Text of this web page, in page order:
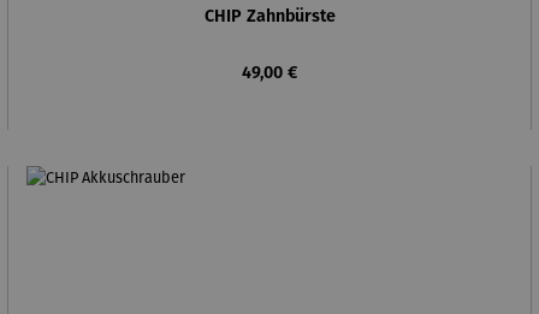
CHIP Zahnbürste
Regulärer Preis:
49,00 €